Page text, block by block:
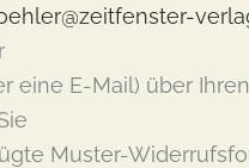
eine E-Mail) über
Muster-